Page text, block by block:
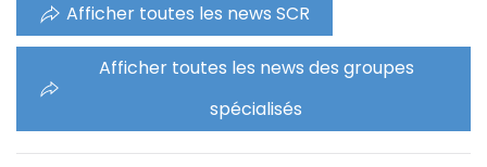
Afficher toutes les news SCR
Afficher toutes les news des groupes
spécialisés